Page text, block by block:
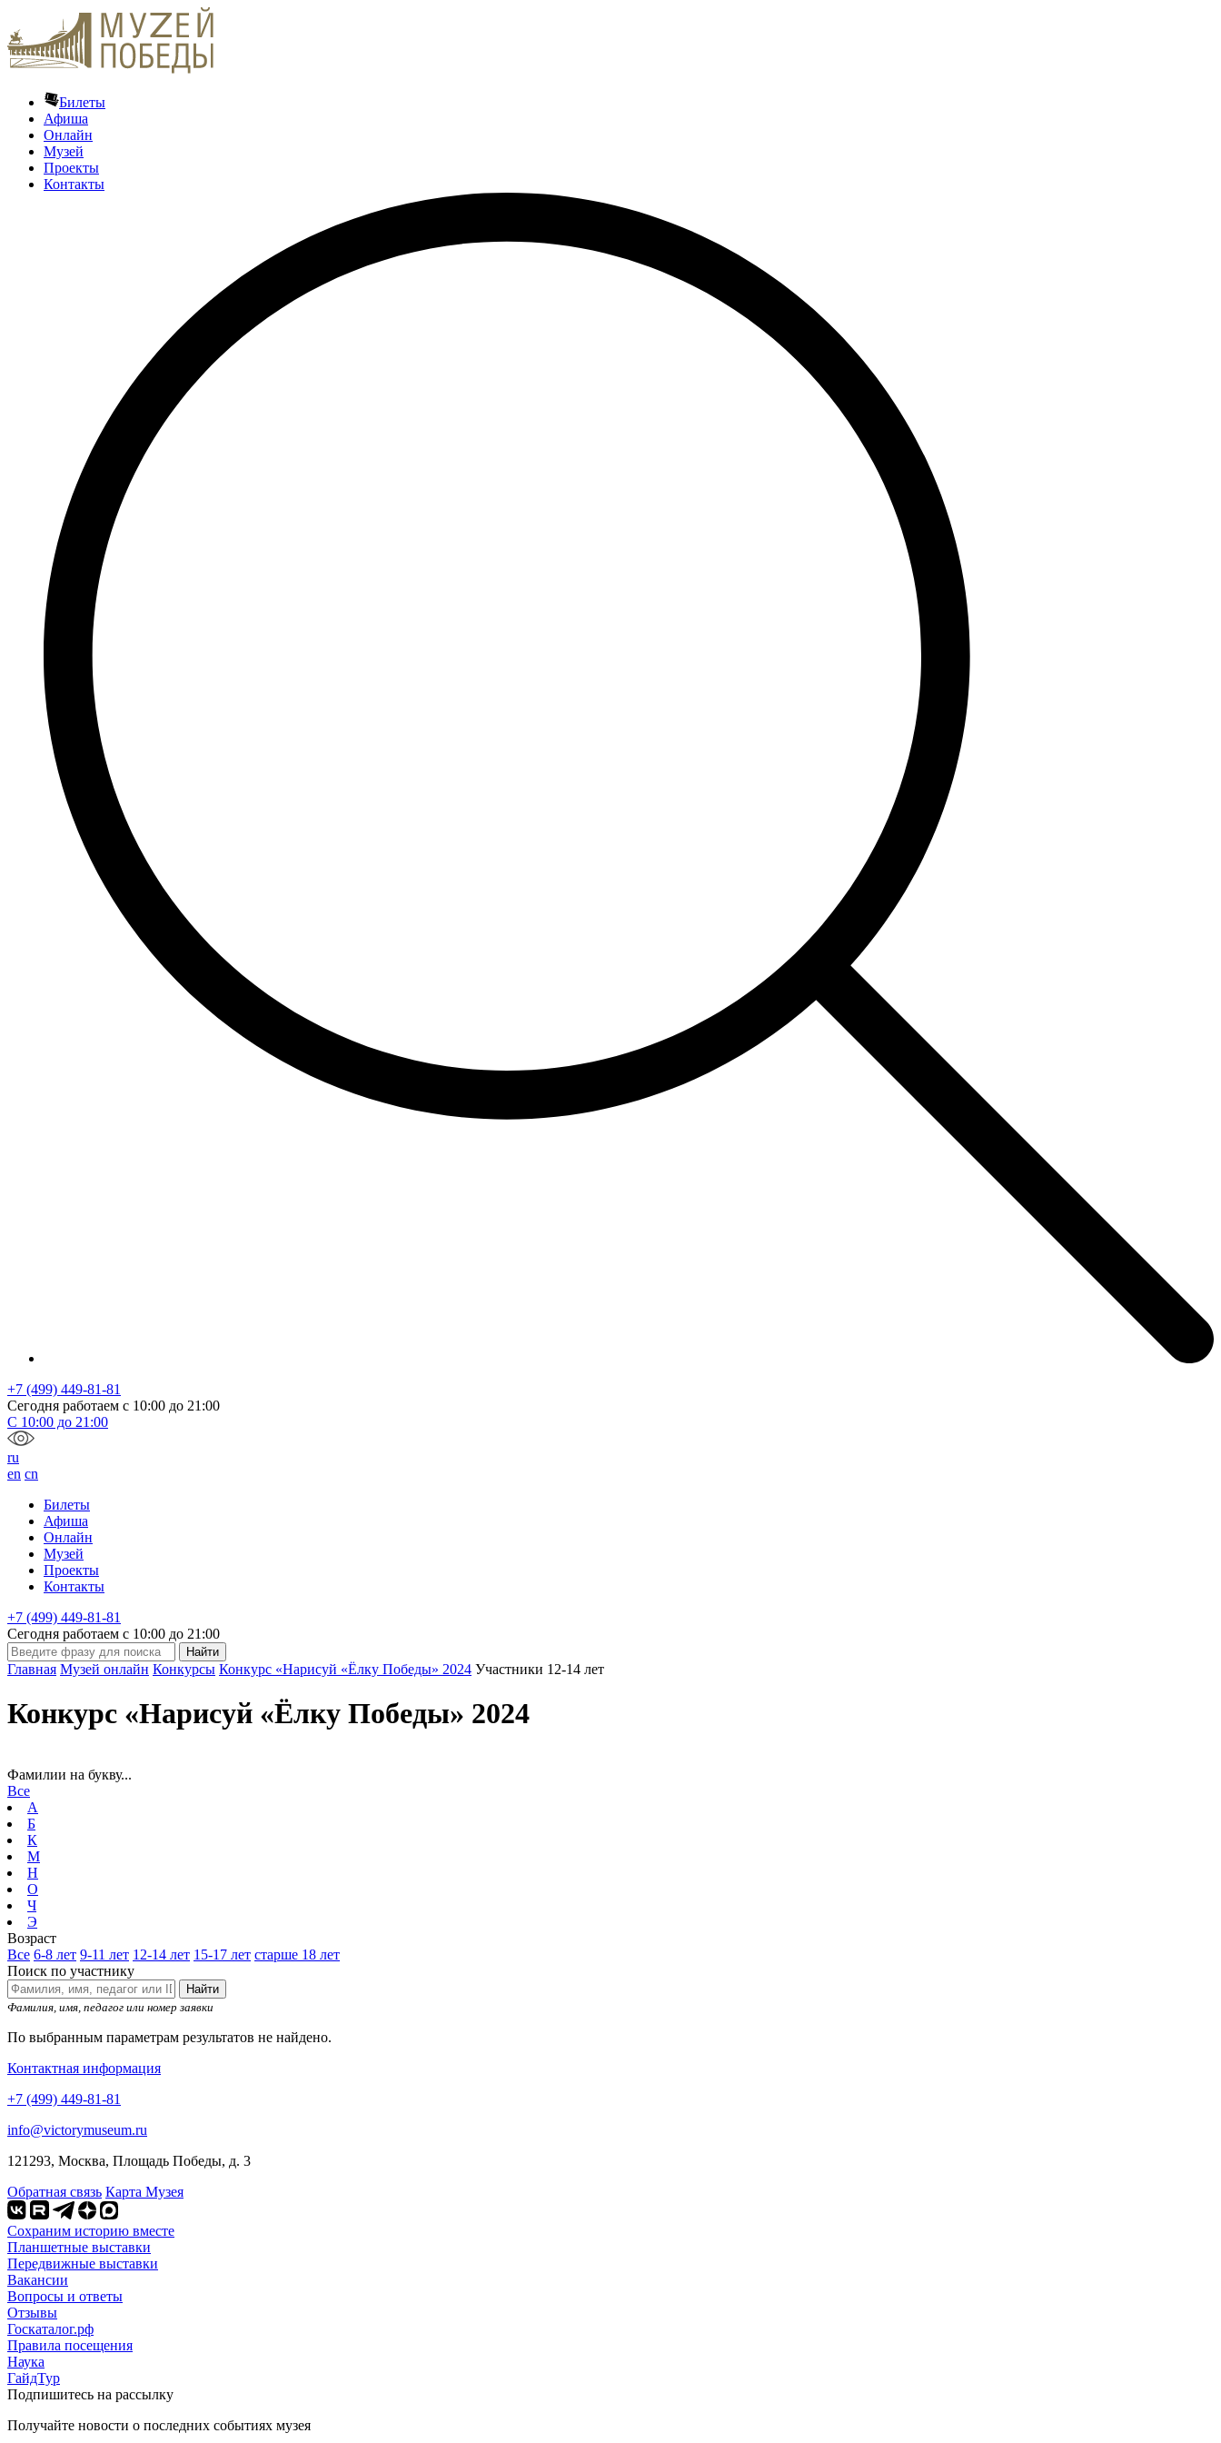
Билеты
Афиша
Онлайн
Музей
Проекты
Контакты
+7 (499) 449-81-81
Сегодня работаем с 10:00 до 21:00
С 10:00 до 21:00
ru
en cn
Билеты
Афиша
Онлайн
Музей
Проекты
Контакты
+7 (499) 449-81-81
Сегодня работаем с 10:00 до 21:00
Главная Музей онлайн Конкурсы Конкурс «Нарисуй «Ёлку Победы» 2024 Участники 12-14 лет
Конкурс «Нарисуй «Ёлку Победы» 2024
Фамилии на букву...
Все
А
Б
К
М
Н
О
Ч
Э
Возраст
Все 6-8 лет 9-11 лет 12-14 лет 15-17 лет старше 18 лет
Поиск по участнику
Найти
Фамилия, имя, педагог или номер заявки
По выбранным параметрам результатов не найдено.
Контактная информация
+7 (499) 449-81-81
info@victorymuseum.ru
121293, Москва, Площадь Победы, д. 3
Обратная связь Карта Музея
Сохраним историю вместе
Планшетные выставки
Передвижные выставки
Вакансии
Вопросы и ответы
Отзывы
Госкаталог.рф
Правила посещения
Наука
ГайдТур
Подпишитесь на рассылку
Получайте новости о последних событиях музея